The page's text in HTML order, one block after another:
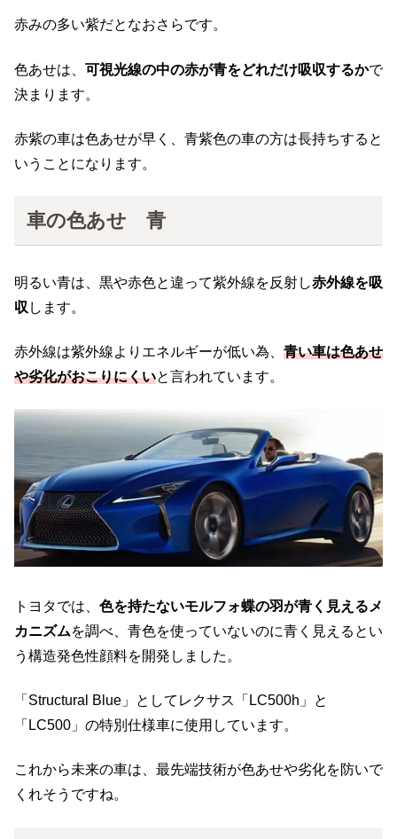
赤みの多い紫だとなおさらです。
色あせは、 可視光線の中の赤が青をどれだけ吸収するかで
決まります。
赤紫の車は色あせが早く、青紫色の車の方は長持ちすると
いうことになります。
車の色あせ 青
明るい青は、黒や赤色と違って紫外線を反射し赤外線を吸
収 します。
赤外線は紫外線よりエネルギーが低い為、 青い車は色あせ
や劣化がおこりにくいと言われています。
トヨタでは、 色を持たないモルフォ蝶の羽が青く見えるメ
カニズムを調べ、青色を使っていないのに青く見えるとい
う構造発色性顔料を開発しました。
「Structural Blue」としてレクサス「LC500h」と
「LC500」の特別仕様車に使用しています。
これから未来の車は、最先端技術が色あせや劣化を防いで
くれそうですね。